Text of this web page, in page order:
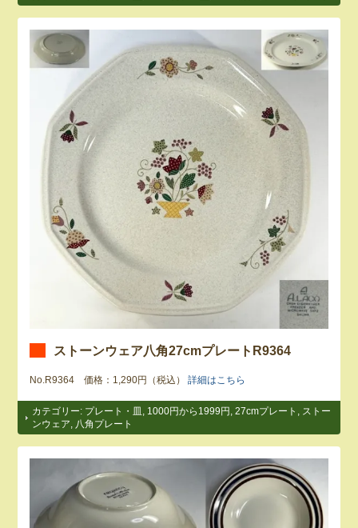
ストーンウェア八角27cmプレートR9364
No.R9364 価格：1,290円（税込）詳細はこちら
カテゴリー: プレート・皿 1000円から1999円 ,27cmプレート
ストー
ンウェア
八角プレート